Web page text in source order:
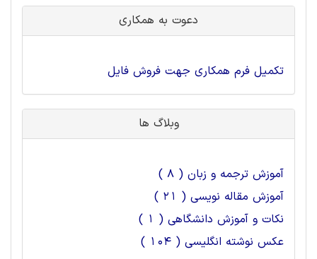
دعوت به همکاری
تکمیل فرم همکاری جهت فروش فایل
وبلاگ ها
آموزش ترجمه و زبان ( 8 )
آموزش مقاله نویسی ( 21 )
نکات و آموزش دانشگاهی ( 1 )
عکس نوشته انگلیسی ( 104 )